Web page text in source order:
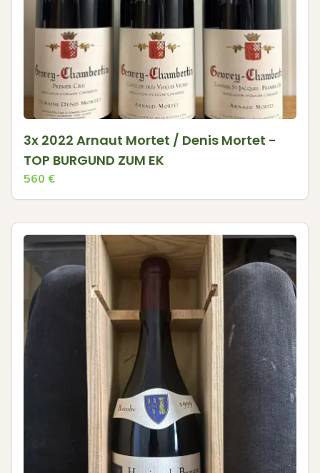
3x 2022 Arnaut Mortet / Denis Mortet -
TOP BURGUND ZUM EK
560 €